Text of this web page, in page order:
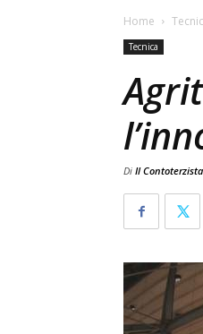
Home
Tecnica
Di Il Contoterzista